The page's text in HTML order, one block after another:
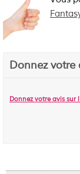
Donnez votre
Donnez votre avis sur